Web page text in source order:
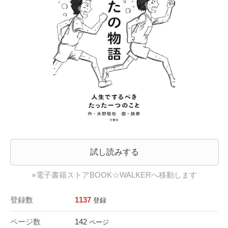
試し読みする
※電子書籍ストアBOOK☆WALKERへ移動します
登録数 1137 登録
ページ数 142 ページ